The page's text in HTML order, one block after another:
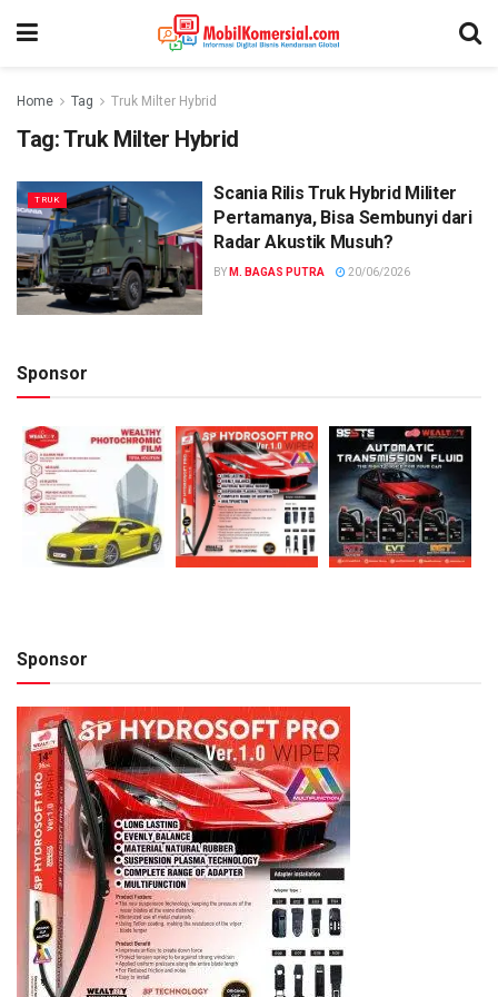
Home Tag Truk Milter Hybrid
Tag:Truk Milter Hybrid
TRUK
Scania Rilis Truk Hybrid Militer
Pertamanya, Bisa Sembunyi dari
Radar Akustik Musuh?
BY M. BAGAS PUTRA 20/06/2026
Sponsor
Sponsor